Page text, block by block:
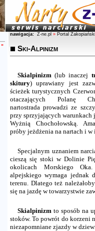
»
nawigacja: Z-ne.pl » Portal Zakopiański
Ski-Alpinizm
Skialpinizm (lub inaczej
skitury) uprawiany jest
ścieżek turystycznych
otaczających Polanę
nartostrada prowadzi ze
przy sprzyjających warunkach
Wyżnią Chochołowską.
próby jeżdżenia na nartach i
Specjalnym uznaniem
cieszą się stoki w Dolinie
okolicach Morskiego Oka.
alpejskiego wymaga jednak
terenu. Dlatego też
się na jazdę w towarzystwie
Skialpinizm to sposób na
stoków. To powrót do korzeni
niezapomniane zjazdy w